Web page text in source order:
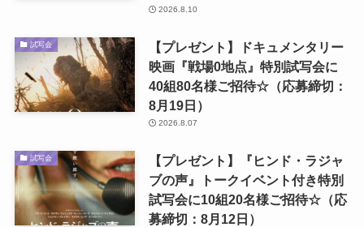
2026.8.10
試写会
【プレゼント】ドキュメンタリー
映画『戦場0地点』特別試写会に
40組80名様ご招待☆（応募締切：
8月19日）
2026.8.07
試写会
【プレゼント】『ヒンド・ラジャ
ブの声』トークイベント付き特別
試写会に10組20名様ご招待☆（応
募締切：8月12日）